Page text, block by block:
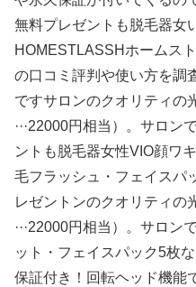
無料プレゼントも脱毛器女
HOMESTLASSHホームス
の口コミ評判や使い方を調
ですサロンのクオリティの
···22000円相当）。サロン
ントも脱毛器女性VIO顔ワ
毛フラッシュ・フェイスパ
レゼントンのクオリティの
···22000円相当）。サロン
ット・フェイスパック5枚
保証付き！回転ヘッド機能